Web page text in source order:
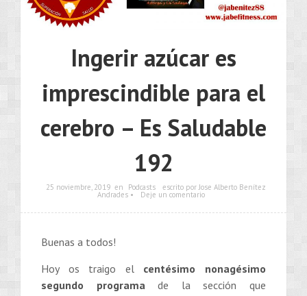
Ingerir azúcar es
imprescindible para el
cerebro – Es Saludable
192
25 noviembre, 2019 en Podcasts escrito por Jose Alberto Benítez
Andrades • Deje un comentario
Buenas a todos!
Hoy os traigo el centésimo nonagésimo
segundo programade la sección que